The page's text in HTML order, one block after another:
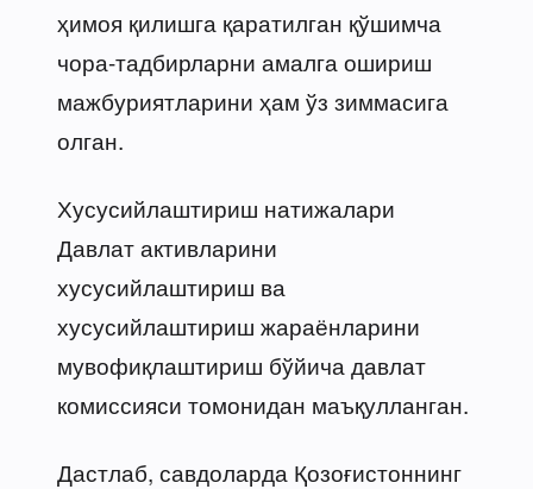
ҳимоя қилишга қаратилган қўшимча
чора-тадбирларни амалга ошириш
мажбуриятларини ҳам ўз зиммасига
олган.
Хусусийлаштириш натижалари
Давлат активларини
хусусийлаштириш ва
хусусийлаштириш жараёнларини
мувофиқлаштириш бўйича давлат
комиссияси томонидан маъқулланган.
Дастлаб, савдоларда Қозоғистоннинг